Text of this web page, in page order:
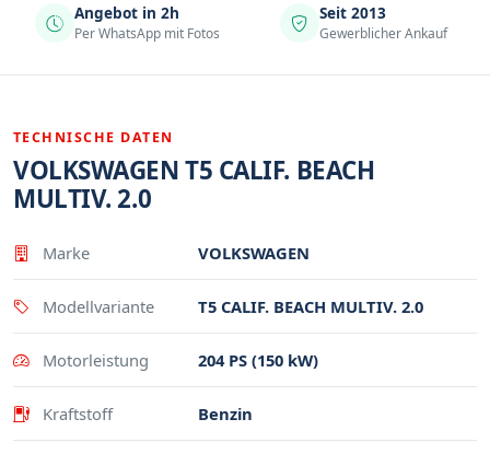
Angebot in 2h
Per WhatsApp mit Fotos
Seit 2013
Gewerblicher Ankauf
TECHNISCHE DATEN
VOLKSWAGEN T5 CALIF. BEACH
MULTIV. 2.0
Eigenschaft
Marke VOLKSWAGEN
Modellvariante T5 CALIF. BEACH MULTIV. 2.0
Motorleistung 204 PS (150 kW)
Kraftstoff Benzin